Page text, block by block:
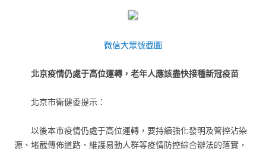
微信大眾號截圖
北京疫情仍處于高位運轉，老年人應該盡快接種新冠疫苗
北京市衛健委提示：
以後本市疫情仍處于高位運轉，要持續強化發明及管控沾染
源、堵截傳佈道路、維護易動人群等疫情防控綜合辦法的落實，